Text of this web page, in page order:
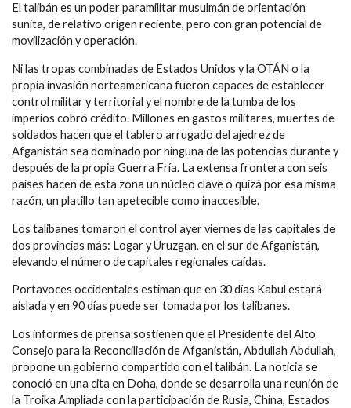
El talibán es un poder paramilitar musulmán de orientación
sunita, de relativo origen reciente, pero con gran potencial de
movilización y operación.
Ni las tropas combinadas de Estados Unidos y la OTÁN o la
propia invasión norteamericana fueron capaces de establecer
control militar y territorial y el nombre de la tumba de los
imperios cobró crédito. Millones en gastos militares, muertes de
soldados hacen que el tablero arrugado del ajedrez de
Afganistán sea dominado por ninguna de las potencias durante y
después de la propia Guerra Fría. La extensa frontera con seis
países hacen de esta zona un núcleo clave o quizá por esa misma
razón, un platillo tan apetecible como inaccesible.
Los talibanes tomaron el control ayer viernes de las capitales de
dos provincias más: Logar y Uruzgan, en el sur de Afganistán,
elevando el número de capitales regionales caídas.
Portavoces occidentales estiman que en 30 días Kabul estará
aislada y en 90 días puede ser tomada por los talibanes.
Los informes de prensa sostienen que el Presidente del Alto
Consejo para la Reconciliación de Afganistán, Abdullah Abdullah,
propone un gobierno compartido con el talibán. La noticia se
conoció en una cita en Doha, donde se desarrolla una reunión de
la Troika Ampliada con la participación de Rusia, China, Estados